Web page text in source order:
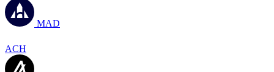
MAD
ACH